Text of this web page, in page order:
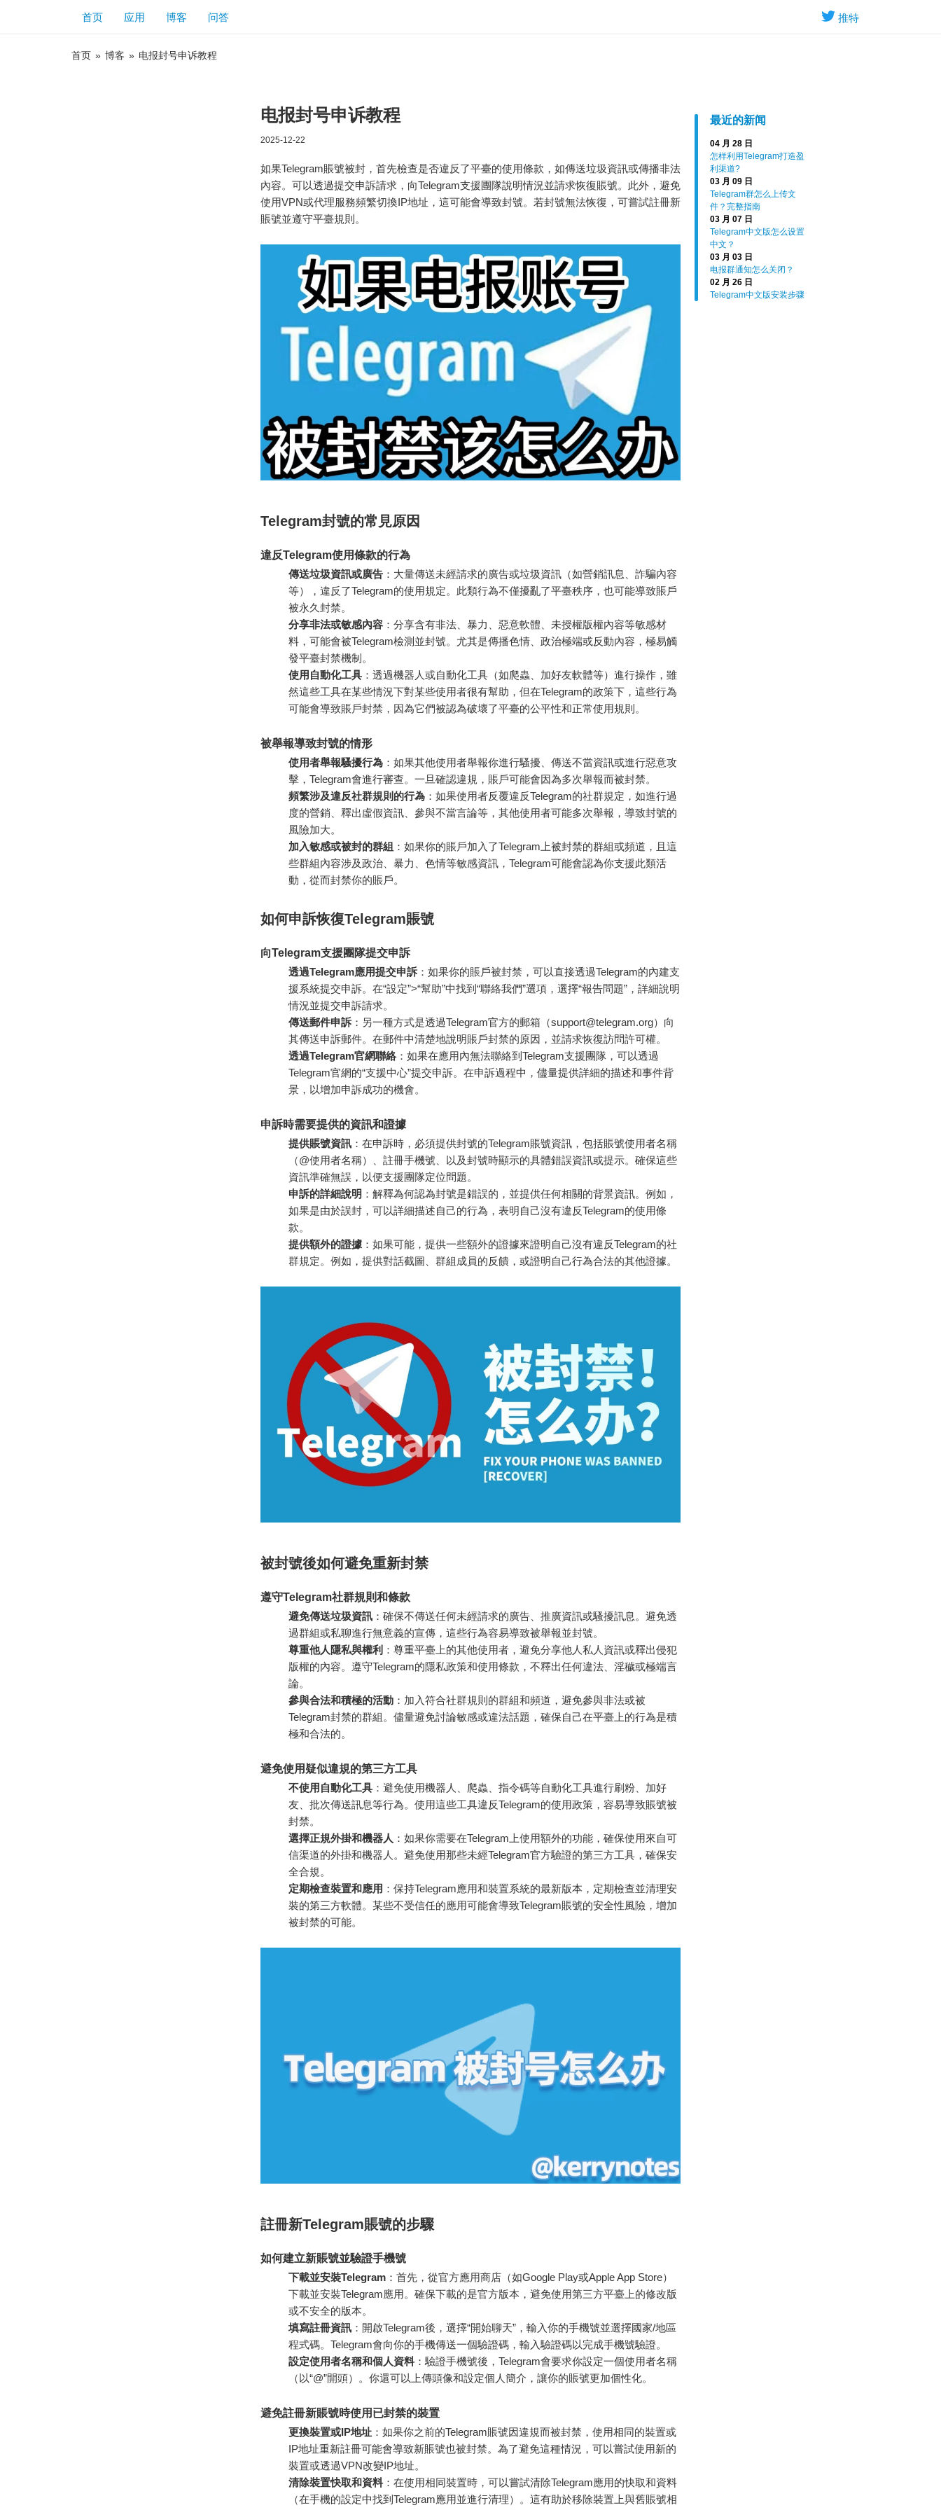
推特
首页 应用 博客 问答
首页 » 博客 » 电报封号申诉教程
最近的新闻
04 月 28 日
怎样利用Telegram打造盈
利渠道?
03 月 09 日
Telegram群怎么上传文
件？完整指南
03 月 07 日
Telegram中文版怎么设置
中文？
03 月 03 日
电报群通知怎么关闭？
02 月 26 日
Telegram中文版安装步骤
电报封号申诉教程
2025-12-22
如果Telegram賬號被封，首先檢查是否違反了平臺的使用條款，如傳送垃圾資訊或傳播非法
內容。可以透過提交申訴請求，向Telegram支援團隊說明情況並請求恢復賬號。此外，避免
使用VPN或代理服務頻繁切換IP地址，這可能會導致封號。若封號無法恢復，可嘗試註冊新
賬號並遵守平臺規則。
Telegram封號的常見原因
違反Telegram使用條款的行為
傳送垃圾資訊或廣告 ：大量傳送未經請求的廣告或垃圾資訊（如營銷訊息、詐騙內容
等），違反了Telegram的使用規定。此類行為不僅擾亂了平臺秩序，也可能導致賬戶
被永久封禁。
分享非法或敏感內容 ：分享含有非法、暴力、惡意軟體、未授權版權內容等敏感材
料，可能會被Telegram檢測並封號。尤其是傳播色情、政治極端或反動內容，極易觸
發平臺封禁機制。
使用自動化工具 ：透過機器人或自動化工具（如爬蟲、加好友軟體等）進行操作，雖
然這些工具在某些情況下對某些使用者很有幫助，但在Telegram的政策下，這些行為
可能會導致賬戶封禁，因為它們被認為破壞了平臺的公平性和正常使用規則。
被舉報導致封號的情形
使用者舉報騷擾行為 ：如果其他使用者舉報你進行騷擾、傳送不當資訊或進行惡意攻
擊，Telegram會進行審查。一旦確認違規，賬戶可能會因為多次舉報而被封禁。
頻繁涉及違反社群規則的行為 ：如果使用者反覆違反Telegram的社群規定，如進行過
度的營銷、釋出虛假資訊、參與不當言論等，其他使用者可能多次舉報，導致封號的
風險加大。
加入敏感或被封的群組 ：如果你的賬戶加入了Telegram上被封禁的群組或頻道，且這
些群組內容涉及政治、暴力、色情等敏感資訊，Telegram可能會認為你支援此類活
動，從而封禁你的賬戶。
如何申訴恢復Telegram賬號
向Telegram支援團隊提交申訴
透過Telegram應用提交申訴 ：如果你的賬戶被封禁，可以直接透過Telegram的內建支
援系統提交申訴。在“設定”>“幫助”中找到“聯絡我們”選項，選擇“報告問題”，詳細說明
情況並提交申訴請求。
傳送郵件申訴 ：另一種方式是透過Telegram官方的郵箱（support@telegram.org）向
其傳送申訴郵件。在郵件中清楚地說明賬戶封禁的原因，並請求恢復訪問許可權。
透過Telegram官網聯絡：如果在應用內無法聯絡到Telegram支援團隊，可以透過
Telegram官網的“支援中心”提交申訴。在申訴過程中，儘量提供詳細的描述和事件背
景，以增加申訴成功的機會。
申訴時需要提供的資訊和證據
提供賬號資訊 ：在申訴時，必須提供封號的Telegram賬號資訊，包括賬號使用者名稱
（@使用者名稱）、註冊手機號、以及封號時顯示的具體錯誤資訊或提示。確保這些
資訊準確無誤，以便支援團隊定位問題。
申訴的詳細說明 ：解釋為何認為封號是錯誤的，並提供任何相關的背景資訊。例如，
如果是由於誤封，可以詳細描述自己的行為，表明自己沒有違反Telegram的使用條
款。
提供額外的證據 ：如果可能，提供一些額外的證據來證明自己沒有違反Telegram的社
群規定。例如，提供對話截圖、群組成員的反饋，或證明自己行為合法的其他證據。
被封號後如何避免重新封禁
遵守Telegram社群規則和條款
避免傳送垃圾資訊 ：確保不傳送任何未經請求的廣告、推廣資訊或騷擾訊息。避免透
過群組或私聊進行無意義的宣傳，這些行為容易導致被舉報並封號。
尊重他人隱私與權利 ：尊重平臺上的其他使用者，避免分享他人私人資訊或釋出侵犯
版權的內容。遵守Telegram的隱私政策和使用條款，不釋出任何違法、淫穢或極端言
論。
參與合法和積極的活動 ：加入符合社群規則的群組和頻道，避免參與非法或被
Telegram封禁的群組。儘量避免討論敏感或違法話題，確保自己在平臺上的行為是積
極和合法的。
避免使用疑似違規的第三方工具
不使用自動化工具 ：避免使用機器人、爬蟲、指令碼等自動化工具進行刷粉、加好
友、批次傳送訊息等行為。使用這些工具違反Telegram的使用政策，容易導致賬號被
封禁。
選擇正規外掛和機器人 ：如果你需要在Telegram上使用額外的功能，確保使用來自可
信渠道的外掛和機器人。避免使用那些未經Telegram官方驗證的第三方工具，確保安
全合規。
定期檢查裝置和應用 ：保持Telegram應用和裝置系統的最新版本，定期檢查並清理安
裝的第三方軟體。某些不受信任的應用可能會導致Telegram賬號的安全性風險，增加
被封禁的可能。
註冊新Telegram賬號的步驟
如何建立新賬號並驗證手機號
下載並安裝Telegram ：首先，從官方應用商店（如Google Play或Apple App Store）
下載並安裝Telegram應用。確保下載的是官方版本，避免使用第三方平臺上的修改版
或不安全的版本。
填寫註冊資訊 ：開啟Telegram後，選擇“開始聊天”，輸入你的手機號並選擇國家/地區
程式碼。Telegram會向你的手機傳送一個驗證碼，輸入驗證碼以完成手機號驗證。
設定使用者名稱和個人資料 ：驗證手機號後，Telegram會要求你設定一個使用者名稱
（以“@”開頭）。你還可以上傳頭像和設定個人簡介，讓你的賬號更加個性化。
避免註冊新賬號時使用已封禁的裝置
更換裝置或IP地址 ：如果你之前的Telegram賬號因違規而被封禁，使用相同的裝置或
IP地址重新註冊可能會導致新賬號也被封禁。為了避免這種情況，可以嘗試使用新的
裝置或透過VPN改變IP地址。
清除裝置快取和資料 ：在使用相同裝置時，可以嘗試清除Telegram應用的快取和資料
（在手機的設定中找到Telegram應用並進行清理）。這有助於移除裝置上與舊賬號相